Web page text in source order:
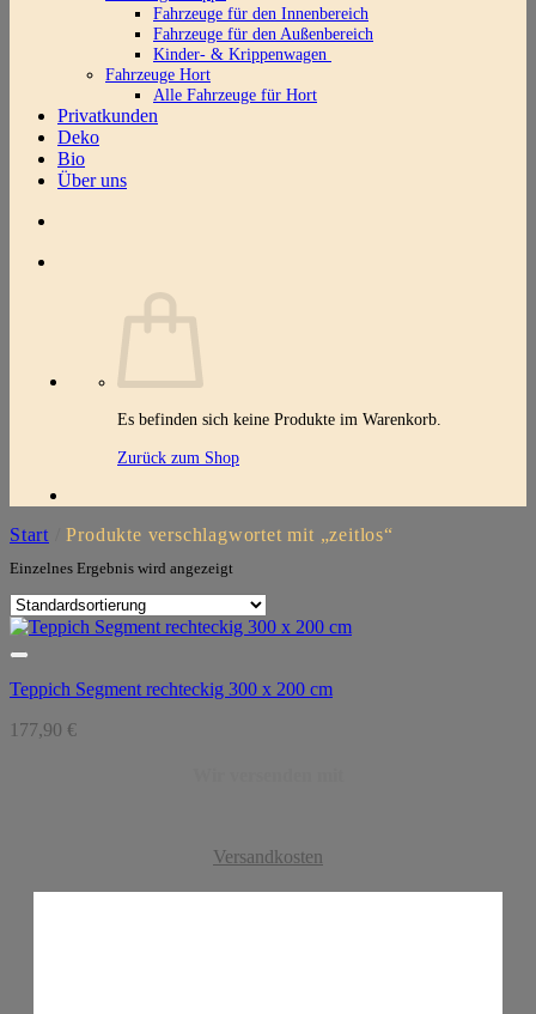
Fahrzeuge für den Innenbereich
Fahrzeuge für den Außenbereich
Kinder- & Krippenwagen
Fahrzeuge Hort
Alle Fahrzeuge für Hort
Privatkunden
Deko
Bio
Über uns
Es befinden sich keine Produkte im Warenkorb.
Zurück zum Shop
Start Produkte verschlagwortet mit „zeitlos“
Einzelnes Ergebnis wird angezeigt
Teppich Segment rechteckig 300 x 200 cm
177,90 €
Versandkosten